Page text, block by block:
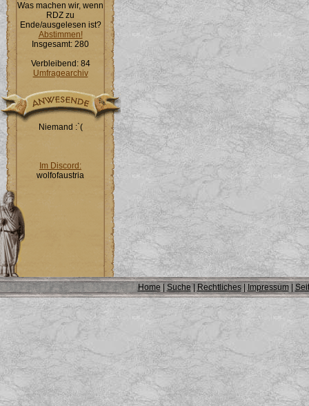
Was machen wir, wenn
RDZ zu
Ende/ausgelesen ist?
Abstimmen!
Insgesamt: 280
Verbleibend: 84
Umfragearchiv
Niemand :`(
Im Discord:
wolfofaustria
Home| Suche | Rechtliches| Impressum|